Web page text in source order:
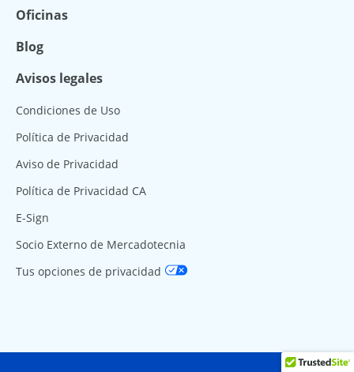
Oficinas
Blog
Avisos legales
Condiciones de Uso
Política de Privacidad
Aviso de Privacidad
Política de Privacidad CA
E-Sign
Socio Externo de Mercadotecnia
Tus opciones de privacidad